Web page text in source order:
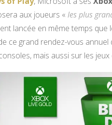
aux joueurs « les plus
lancée en même temps
ce grand rendez-vous
mais aussi sur les